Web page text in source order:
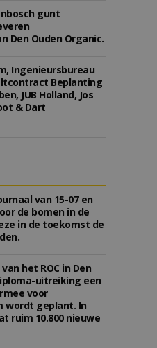
gunt
Den Ouden Organic.
Ingenieursbureau
Beplanting
JUB Holland, Jos
& Dart
van 15-07 en
de bomen in de
in de toekomst de
het ROC in Den
uitreiking een
voor
wordt geplant. In
ruim 10.800 nieuwe